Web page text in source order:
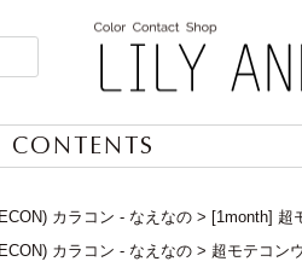
CONTENTS
カラコン - なえなの
[1month] 超
カラコン - なえなの 超モテコン